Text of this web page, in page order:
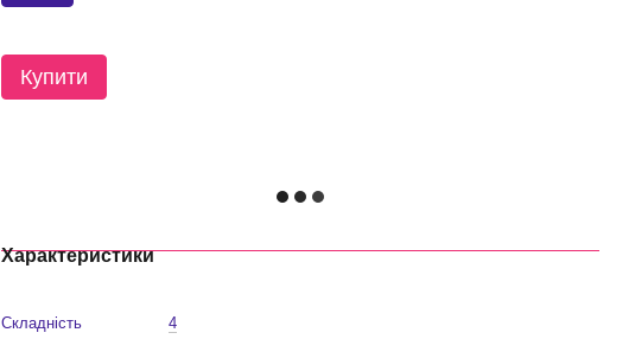
Купити
Характеристики
Складність
4